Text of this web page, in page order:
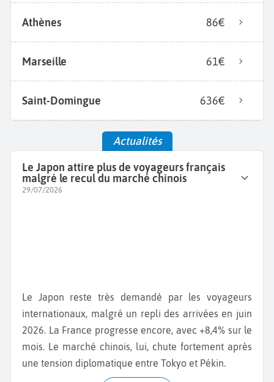
Athènes 86€
Marseille 61€
Saint-Domingue 636€
Actualités
Le Japon attire plus de voyageurs français
malgré le recul du marché chinois
29/07/2026
Le Japon reste très demandé par les voyageurs
internationaux, malgré un repli des arrivées en juin
2026. La France progresse encore, avec +8,4% sur le
mois. Le marché chinois, lui, chute fortement après
une tension diplomatique entre Tokyo et Pékin.